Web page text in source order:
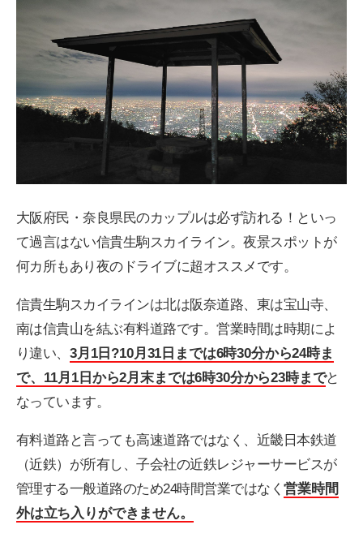
大阪府民・奈良県民のカップルは必ず訪れる！といっ
て過言はない信貴生駒スカイライン。夜景スポットが
何カ所もあり夜のドライブに超オススメです。
信貴生駒スカイラインは北は阪奈道路、東は宝山寺、
南は信貴山を結ぶ有料道路です。営業時間は時期によ
り違い、 3月1日?10月31日までは6時30分から24時ま
で、11月1日から2月末までは6時30分から23時までと
なっています。
有料道路と言っても高速道路ではなく、近畿日本鉄道
（近鉄）が所有し、子会社の近鉄レジャーサービスが
管理する一般道路のため24時間営業ではなく営業時間
外は立ち入りができません。